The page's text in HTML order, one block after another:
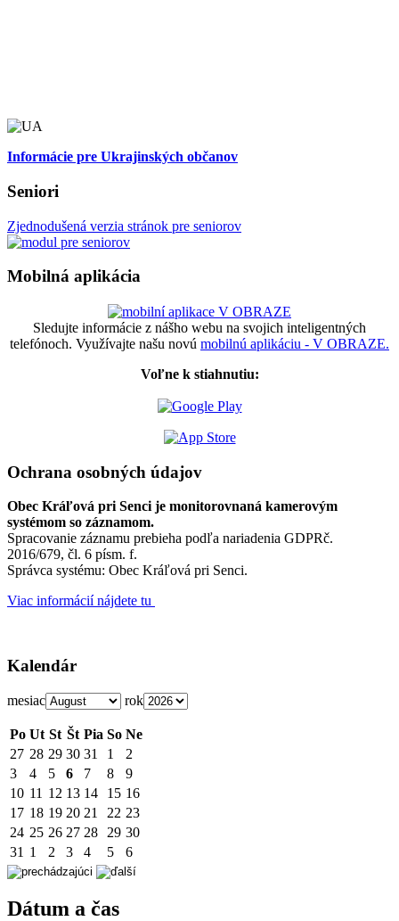
Informácie pre Ukrajinských občanov
Seniori
Zjednodušená verzia stránok pre seniorov
Mobilná aplikácia
Sledujte informácie z nášho webu na svojich inteligentných
telefónoch. Využívajte našu novú mobilnú aplikáciu - V OBRAZE.
Voľne k stiahnutiu:
Ochrana osobných údajov
Obec Kráľová pri Senci je monitorovnaná kamerovým
systémom so záznamom.
Spracovanie záznamu prebieha podľa nariadenia GDPRč.
2016/679, čl. 6 písm. f.
Správca systému: Obec Kráľová pri Senci.
Viac informácií nájdete tu
Kalendár
mesiac rok
Po Ut St Št Pia So Ne
27 28 29 30 31 1
2
3
4 5 6 7 8
9
10 11 12 13 14 15 16
17 18 19 20 21 22 23
24 25 26 27 28 29 30
31 1 2 3 4 5 6
Dátum a čas